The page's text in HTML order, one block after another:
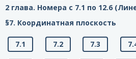
2 глава. Номера с 7.1 по 12.6
§7. Координатная плоскость
7.1 7.2 7.3